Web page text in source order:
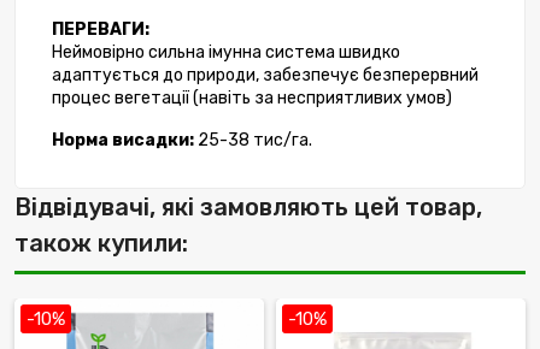
ПЕРЕВАГИ:
Неймовірно сильна імунна система швидко
адаптується до природи, забезпечує безперервний
процес вегетації (навіть за несприятливих умов)
Норма висадки: 25-38 тис/га.
Відвідувачі, які замовляють цей товар,
також купили:
-10% -10%